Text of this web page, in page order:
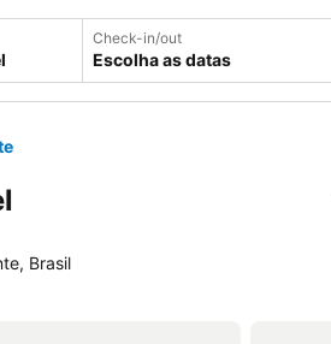
Check-in/out
Escolha as datas
Brasil